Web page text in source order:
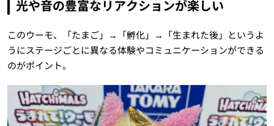
光や音の豊富なリアクションが楽しい
このウーモ、「たまご」→「孵化」→「生まれた後」というよ
うにステージごとに異なる体験やコミュニケーションができる
のがポイント。